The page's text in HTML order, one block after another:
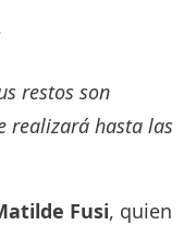
restos son
realizará hasta las
Fusi, quien